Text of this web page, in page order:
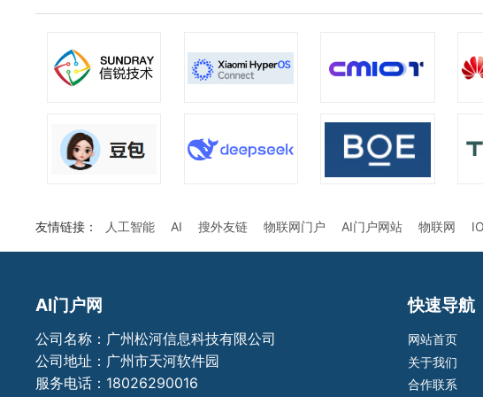
友情链接： 人工智能 AI 搜外友链 物联网门户 AI门户网站 物联网
AI门户网
公司名称：广州松河信息科技有限公司
公司地址：广州市天河软件园
服务电话：18026290016
快速导航
网站首页
关于我们
合作联系